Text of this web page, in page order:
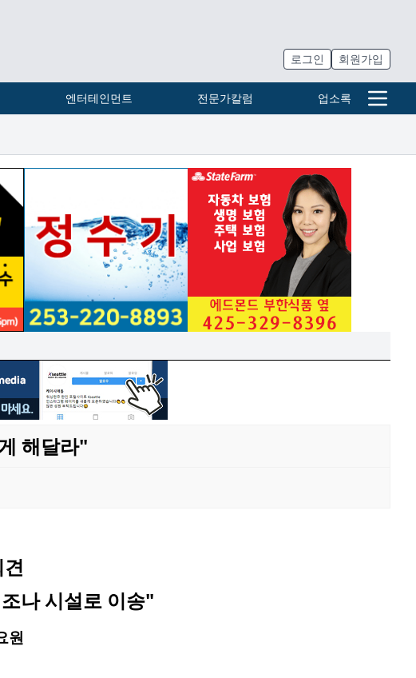
로그인 회원가입
엔터테인먼트 전문가칼럼 업소록
해달라"
나 시설로 이송"